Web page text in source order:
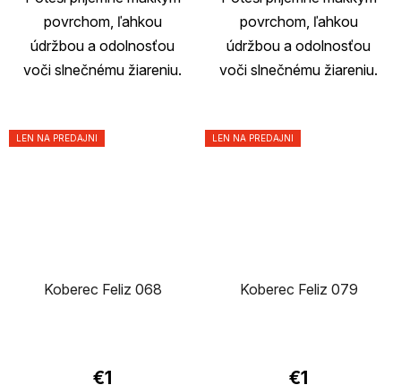
povrchom, ľahkou
údržbou a odolnosťou
voči slnečnému žiareniu.
povrchom, ľahkou
údržbou a odolnosťou
voči slnečnému žiareniu.
LEN NA PREDAJNI
Koberec Feliz 068
€1
LEN NA PREDAJNI
Koberec Feliz 079
€1